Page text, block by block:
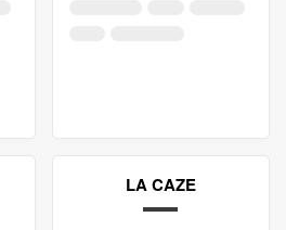
LA CAZE